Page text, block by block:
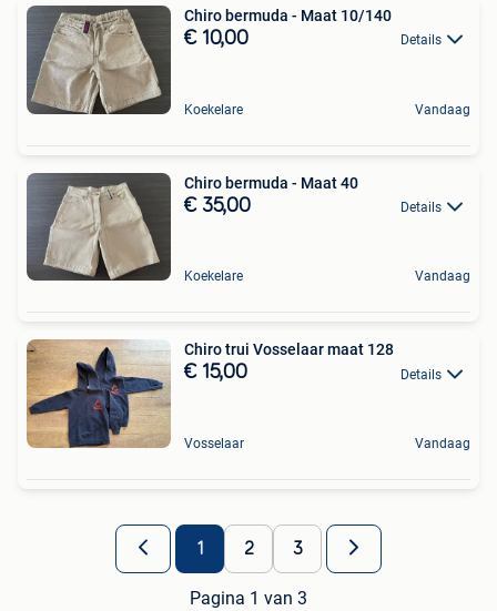
Chiro bermuda - Maat 10/140
€ 10,00 Details
Koekelare Vandaag
Chiro bermuda - Maat 40
€ 35,00 Details
Koekelare Vandaag
Chiro trui Vosselaar maat 128
€ 15,00 Details
Vosselaar Vandaag
1 2 3
Pagina 1 van 3